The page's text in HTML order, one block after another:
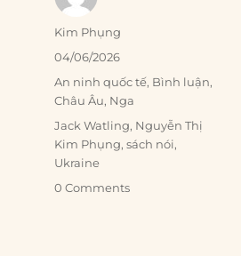
Author
Kim Phụng
Posted
04/06/2026
Categories
An ninh quốc tế, Bình luận,
Châu Âu, Nga
Tags
Jack Watling, Nguyễn Thị
Kim Phụng,sách nói,
Ukraine
0 Comments